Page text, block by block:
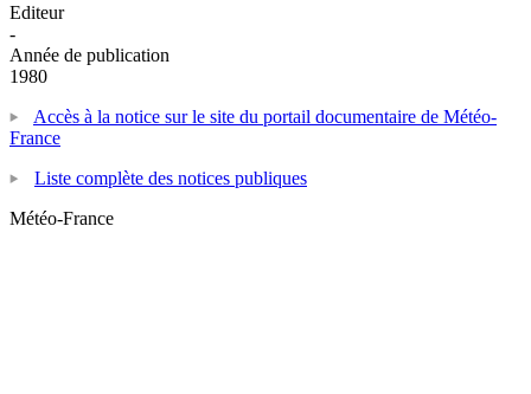
Editeur
-
Année de publication
1980
Accès à la notice sur le site du portail documentaire de Météo-
France
Liste complète des notices publiques
Météo-France